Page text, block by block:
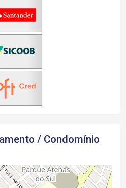
/ Condomínio